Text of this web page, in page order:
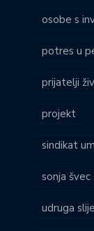
osobe s
potres u
prijatelji
projekt
sindikat
sonja švec
udruga